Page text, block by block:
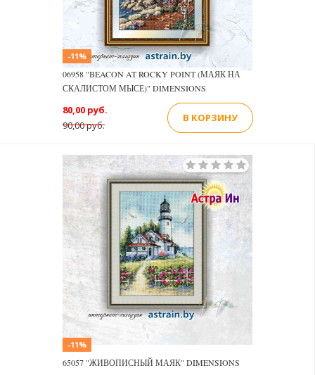
-11%
06958 "BEACON AT ROCKY POINT (МАЯК НА
СКАЛИСТОМ МЫСЕ)" DIMENSIONS
90,00 руб.
80,00 руб.
В КОРЗИНУ
-11%
65057 "ЖИВОПИСНЫЙ МАЯК" DIMENSIONS